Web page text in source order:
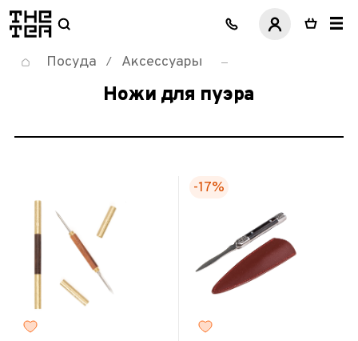
логотип
Посуда / Аксессуары
Ножи для пуэра
-17%